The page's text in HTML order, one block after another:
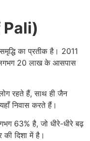
का प्रतीक है। 2011
20 लाख के आसपास
रहते हैं, साथ ही जैन
निवास करते हैं।
63% है, जो धीरे-धीरे बढ़
की दिशा में है।